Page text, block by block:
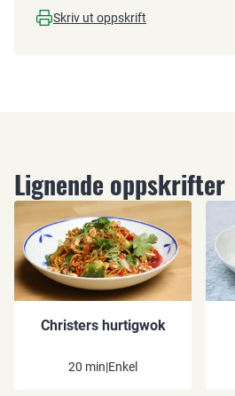
Skriv ut oppskrift
Lignende oppskrifter
Christers hurtigwok
20 min|Enkel